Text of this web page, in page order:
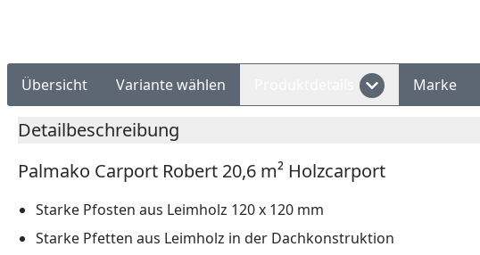
Übersicht Variante wählen Marke
Detailbeschreibung
Palmako Carport Robert 20,6 m² Holzcarport
Starke Pfosten aus Leimholz 120 x 120 mm
Starke Pfetten aus Leimholz in der Dachkonstruktion